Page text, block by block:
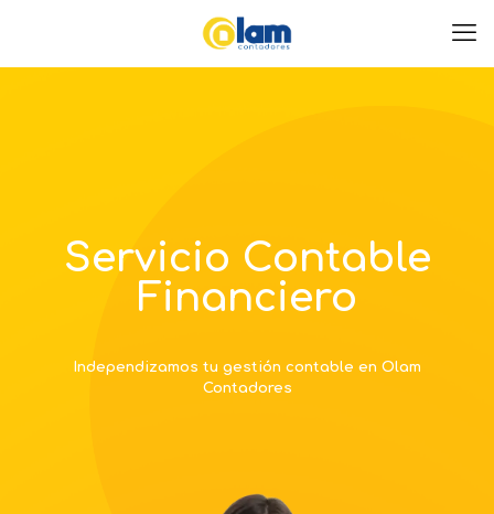
Servicio Contable
Financiero
Independizamos tu gestión contable en Olam
Contadores